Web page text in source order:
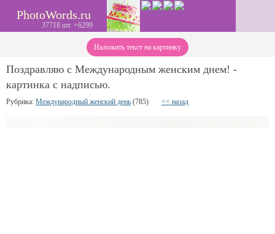
PhotoWords.ru
37718 шт. +6299
Наложить текст на картинку
Поздравляю с Международным женским днем! -
картинка с надписью.
Рубрика: Международный женский день (785) << назад